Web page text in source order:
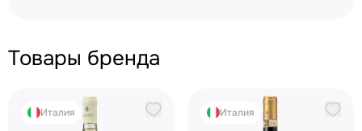
Товары бренда
Италия Италия